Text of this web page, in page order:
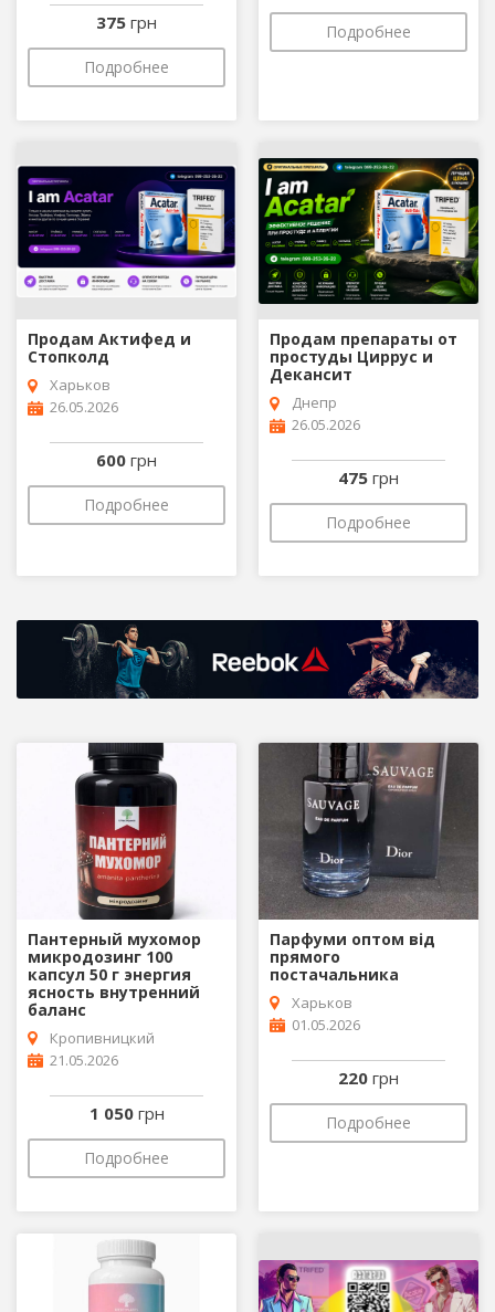
375 грн
Подробнее
Подробнее
Продам Актифед и
Стопколд
Харьков
26.05.2026
600 грн
Подробнее
Продам препараты от
простуды Циррус и
Декансит
Днепр
26.05.2026
475 грн
Подробнее
Пантерный мухомор
микродозинг 100
капсул 50 г энергия
ясность внутренний
баланс
Кропивницкий
21.05.2026
1 050 грн
Подробнее
Парфуми оптом від
прямого
постачальника
Харьков
01.05.2026
220 грн
Подробнее